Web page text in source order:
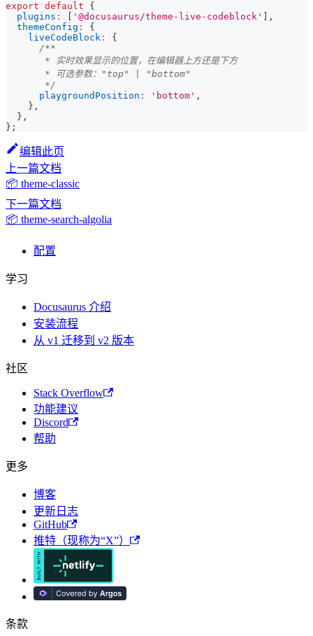
export default
{
plugins : '@docusaurus/theme-live-codeblock'
,
themeConfig :
{
liveCodeBlock :
{
/**
       * 实时效果显示的位置，在编辑器上方还是下方
       * 可选参数："top" | "bottom"
       */
playgroundPosition : 'bottom' ,
} ,
} ,
} ;
编辑此页
上一篇文档
📦 theme-classic
下一篇文档
📦 theme-search-algolia
配置
学习
Docusaurus 介绍
安装流程
从 v1 迁移到 v2 版本
社区
Stack Overflow
功能建议
Discord
帮助
更多
博客
更新日志
GitHub
推特（现称为“X”）
条款